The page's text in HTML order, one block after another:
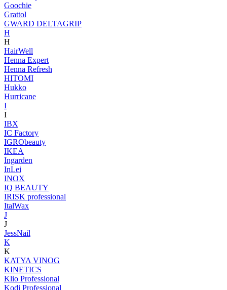
Goochie
Grattol
GWARD DELTAGRIP
H
H
HairWell
Henna Expert
Henna Refresh
HITOMI
Hukko
Hurricane
I
I
IBX
IC Factory
IGRObeauty
IKEA
Ingarden
InLei
INOX
IQ BEAUTY
IRISK professional
ItalWax
J
J
JessNail
K
K
KATYA VINOG
KINETICS
Klio Professional
Kodi Professional